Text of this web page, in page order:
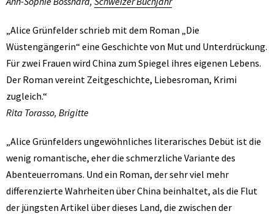
„Alice Grünfelder schrieb mit dem Roman „Die
Wüstengängerin“ eine Geschichte von Mut und Unterdrückung.
Für zwei Frauen wird China zum Spiegel ihres eigenen Lebens.
Der Roman vereint Zeitgeschichte, Liebesroman, Krimi
zugleich.“
Rita Torasso, Brigitte
„Alice Grünfelders ungewöhnliches literarisches Debüt ist die
wenig romantische, eher die schmerzliche Variante des
Abenteuerromans. Und ein Roman, der sehr viel mehr
differenzierte Wahrheiten über China beinhaltet, als die Flut
der jüngsten Artikel über dieses Land, die zwischen der